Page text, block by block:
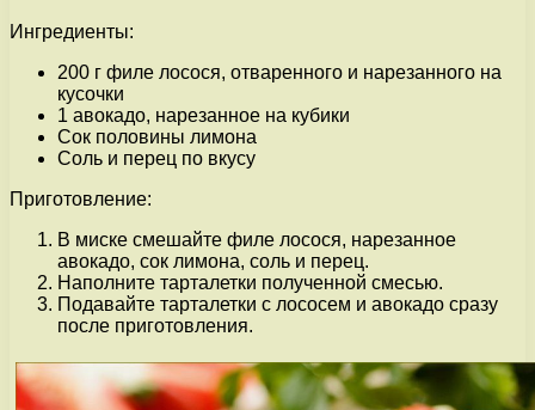
Ингредиенты:
200 г филе лосося, отваренного и нарезанного на
кусочки
1 авокадо, нарезанное на кубики
Сок половины лимона
Соль и перец по вкусу
Приготовление:
В миске смешайте филе лосося, нарезанное
авокадо, сок лимона, соль и перец.
Наполните тарталетки полученной смесью.
Подавайте тарталетки с лососем и авокадо сразу
после приготовления.